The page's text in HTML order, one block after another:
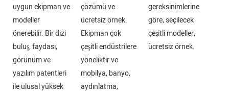
uygun ekipman ve
modeller
önerebilir. Bir dizi
buluş, faydası,
görünüm ve
yazılım patentleri
ile ulusal yüksek
çözümü ve
ücretsiz örnek.
Ekipman çok
çeşitli endüstrilere
yöneliktir ve
mobilya, banyo,
aydınlatma,
gereksinimlerine
göre, seçilecek
çeşitli modeller,
ücretsiz örnek.